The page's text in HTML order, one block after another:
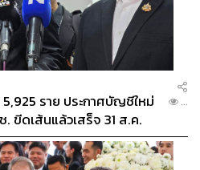
ราย ประกาศบัญชีใหม่
ขีดเส้นแล้วเสร็จ 31 ส.ค.
...